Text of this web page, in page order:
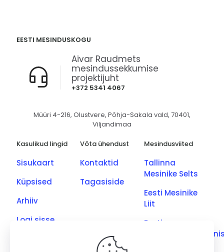
EESTI MESINDUSKOGU
+372 5341 4067
Aivar Raudmets
mesindussekkumise
projektijuht
Müüri 4-216, Olustvere, Põhja-Sakala vald, 70401,
Viljandimaa
Kasulikud lingid
Sisukaart
Küpsised
Arhiiv
Logi sisse
Võta ühendust
Kontaktid
Tagasiside
Mesindusviited
Tallinna
Mesinike Selts
Eesti Mesinike
Liit
Eesti